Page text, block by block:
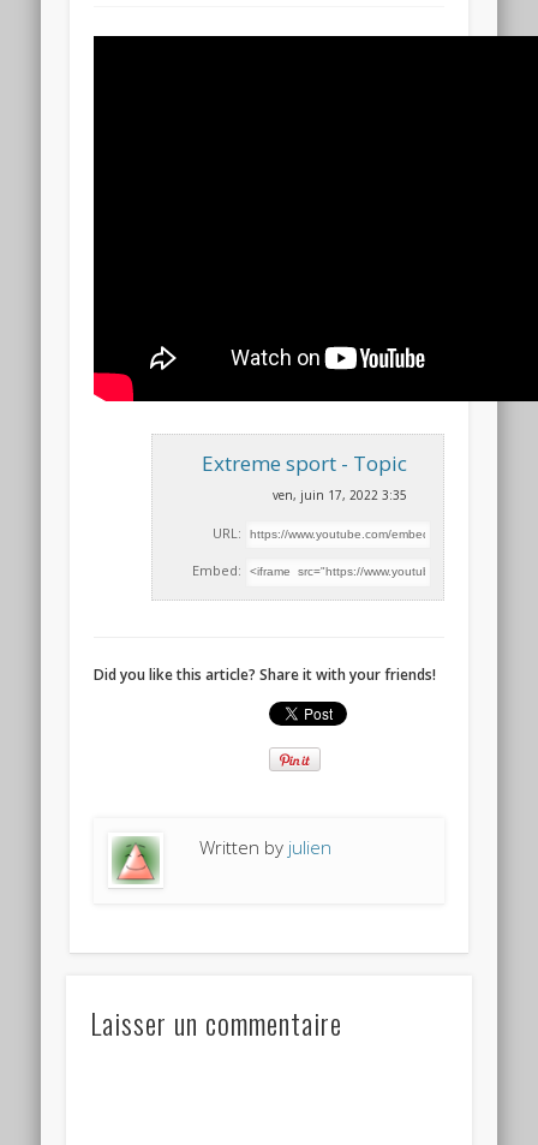
Extreme sport - Topic
ven, juin 17, 2022 3:35
URL:
Embed:
Did you like this article? Share it with your friends!
Written by julien
Laisser un commentaire